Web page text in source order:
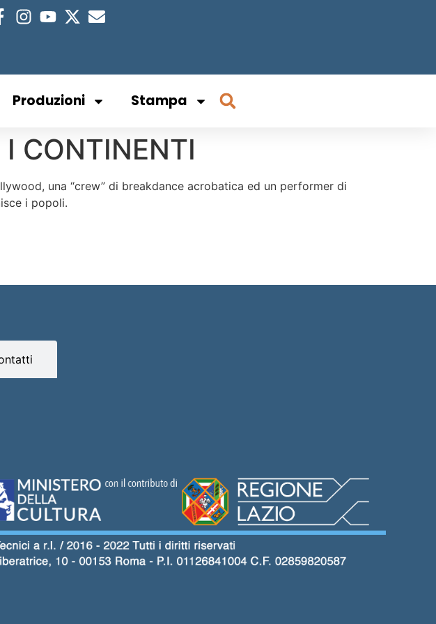
Produzioni Stampa
I CONTINENTI
una “crew” di breakdance acrobatica ed un performer di
i popoli.